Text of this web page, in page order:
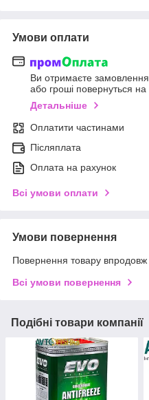
Умови оплати
Ви отримаєте замовлення
або гроші повернуться на
Детальніше
Оплатити частинами
Післяплата
Оплата на рахунок
Всі умови оплати
Умови повернення
Повернення товару впродовж
Всі умови повернення
Подібні товари компанії